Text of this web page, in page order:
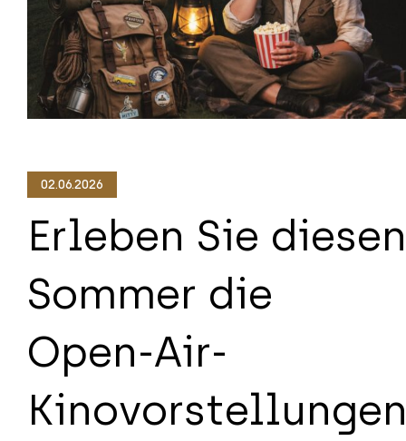
02.06.2026
Erleben Sie diesen
Sommer die
Open-Air-